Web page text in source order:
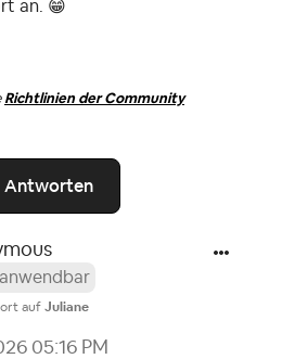
an. 😁
Richtlinien der Community
Antworten
auf Juliane
05:16 PM